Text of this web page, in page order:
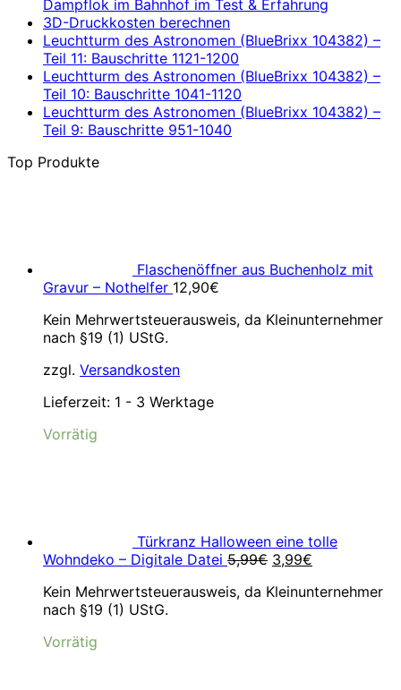
Dampflok im Bahnhof im Test & Erfahrung
3D-Druckkosten berechnen
Leuchtturm des Astronomen (BlueBrixx 104382) –
Teil 11: Bauschritte 1121-1200
Leuchtturm des Astronomen (BlueBrixx 104382) –
Teil 10: Bauschritte 1041-1120
Leuchtturm des Astronomen (BlueBrixx 104382) –
Teil 9: Bauschritte 951-1040
Top Produkte
Flaschenöffner aus Buchenholz mit
Gravur – Nothelfer 12,90€
Kein Mehrwertsteuerausweis, da Kleinunternehmer
nach §19 (1) UStG.
zzgl. Versandkosten
Lieferzeit: 1 - 3 Werktage
Vorrätig
Türkranz Halloween eine tolle
Wohndeko – Digitale Datei 5,99€ Ursprünglicher
war:
3,99€
ist:
Kein Mehrwertsteuerausweis, da Kleinunternehmer
nach §19 (1) UStG.
Vorrätig